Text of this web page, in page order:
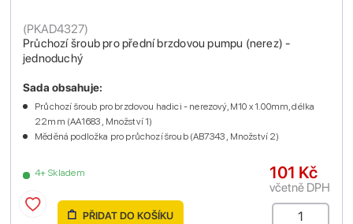
Průchozí šroub pro přední brzdovou pumpu (nerez) -
jednoduchý
(PKAD4327)
4+ Skladem
Sada obsahuje:
Průchozí šroub pro brzdovou hadici - nerezový, M10 x 1.00mm, délka
22mm (AA1683 , Množství 1)
Měděná podložka pro průchozí šroub (AB7343 , Množství 2)
101 Kč
včetně DPH
PŘIDAT DO KOŠÍKU